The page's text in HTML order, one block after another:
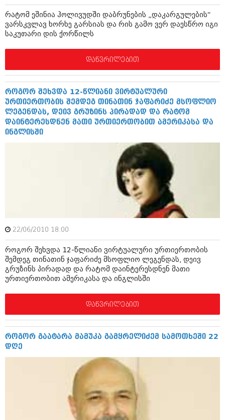
ქალი და მამაკაცი
ისტორია
სხვადასხვა
ანონსი
არქივი
აგვისტო 2018 (162)
ივლისი 2018 (223)
ივნისი 2018 (244)
მაისი 2018 (211)
ივლისი 2017 (233)
ივნისი 2017 (265)
მაისი 2017 (216)
აპრილი 2017 (220)
თებერვალი 2017 (205)
იანვარი 2017 (246)
დეკემბერი 2016 (207)
ნოემბერი 2016 (207)
ოქტომბერი 2016 (257)
აგვისტო 2016 (258)
ივლისი 2016 (211)
ივნისი 2016 (221)
მაისი 2016 (261)
აპრილი 2016 (215)
მარტი 2016 (200)
თებერვალი 2016 (250)
სხვადასხვა
ანონსი
ნოემბერი 2020 (103)
ოქტომბერი 2020 (209)
სექტემბერი 2020 (204)
აგვისტო 2020 (249)
ივლისი 2020 (204)
ივნისი 2020 (249)
რატომ ეშინია ჰოლივუდში დაბრუნების „დაკარგულების“
ვარსკვლავ ხორხე გარსიას და რის გამო ვერ დაესწრო იგი
საკუთარი დის ქორწილს
დაწვრილებით
როგორ შეხვდა 12-წლიანი ვირტუალური
ურთიერთობის შემდეგ თინათინ ჯაფარიძე მსოფლიო
ლეგენდას, დეივ გრუზინს პირადად და რატომ
დაინტერესდნენ მათი ურთიერთობით ამერიკასა და
ინგლისში
22/06/2010 18:00
როგორ შეხვდა 12-წლიანი ვირტუალური ურთიერთობის
შემდეგ თინათინ ჯაფარიძე მსოფლიო ლეგენდას, დეივ
გრუზინს პირადად და რატომ დაინტერესდნენ მათი
ურთიერთობით ამერიკასა და ინგლისში
დაწვრილებით
როგორ გაატარა მამუკა გამყრელიძემ სამოთხეში 22
დღე